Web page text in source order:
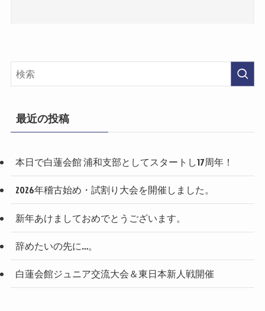
最近の投稿
本日で白蓮会館 浦和支部としてスタートし17周年！
2026年稽古始め・試割り大会を開催しました。
新年あけましておめでとうございます。
辞めたいの先に…。
白蓮会館ジュニア交流大会＆東日本新人戦開催